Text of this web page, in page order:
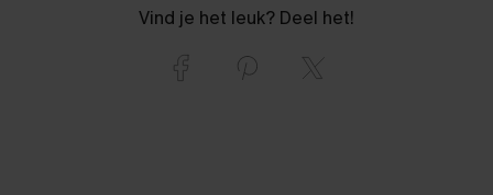
Vind je het leuk? Deel het!